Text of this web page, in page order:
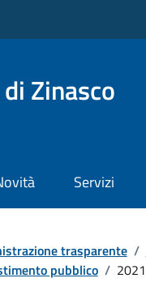
Zinasco
Servizi
trasparente /
pubblico / 2021